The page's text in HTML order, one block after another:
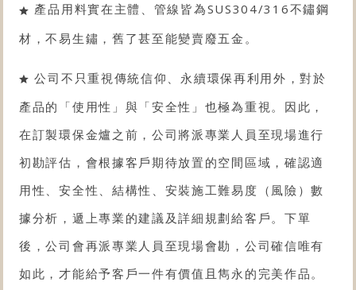
產品用料實在主體、管線皆為SUS304/316不鏽鋼
材，不易生鏽，舊了甚至能變賣廢五金。
公司不只重視傳統信仰、永續環保再利用外，對於
產品的「使用性」與「安全性」也極為重視。因此，
在訂製環保金爐之前，公司將派專業人員至現場進行
初勘評估，會根據客戶期待放置的空間區域，確認適
用性、安全性、結構性、安裝施工難易度（風險）數
據分析，遞上專業的建議及詳細規劃給客戶。下單
後，公司會再派專業人員至現場會勘，公司確信唯有
如此，才能給予客戶一件有價值且雋永的完美作品。